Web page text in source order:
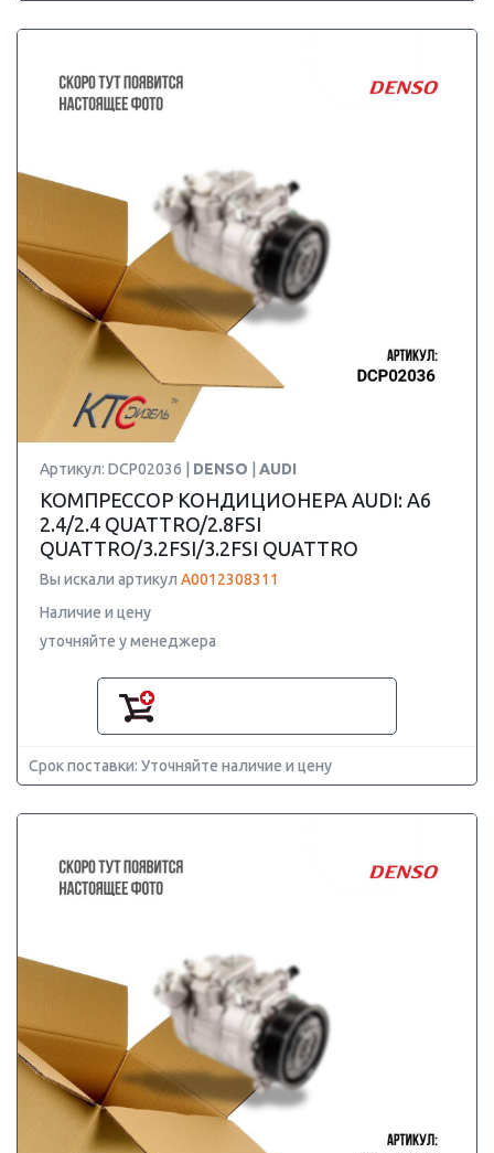
Артикул: DCP02036 | DENSO AUDI
КОМПРЕССОР КОНДИЦИОНЕРА AUDI: A6
2.4/2.4 QUATTRO/2.8FSI
QUATTRO/3.2FSI/3.2FSI QUATTRO
Вы искали артикул A0012308311
Наличие и цену
уточняйте у менеджера
Срок поставки: Уточняйте наличие и цену